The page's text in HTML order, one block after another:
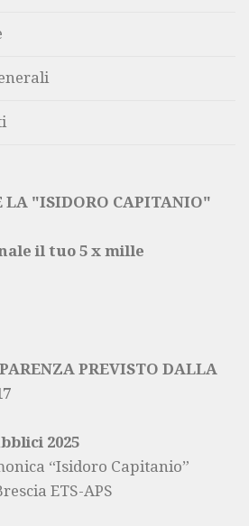
LA "ISIDORO CAPITANIO"
il tuo 5 x mille
PREVISTO DALLA
2025
“Isidoro Capitanio”
ETS-APS